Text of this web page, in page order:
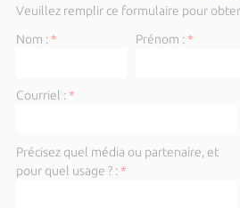
Veuillez remplir ce formulaire pour
Nom :* Prénom :*
Courriel :*
Précisez quel média ou partenaire, et
pour quel usage ? :*